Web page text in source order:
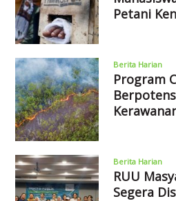
Petani
Berita Harian
Program
Berita Harian
RUU
Segera